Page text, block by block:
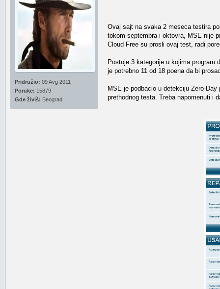
Pridružio: 09 Avg 2011
Poruke: 15879
Gde živiš: Beograd
Ovaj sajt na svaka 2 meseca testira
tokom septembra i oktovra, MSE nije
Cloud Free su prosli ovaj test, radi
Postoje 3 kategorije u kojima program
je potrebno 11 od 18 poena da bi
MSE je podbacio u detekciju Zero-
prethodnog testa. Treba napomenuti i